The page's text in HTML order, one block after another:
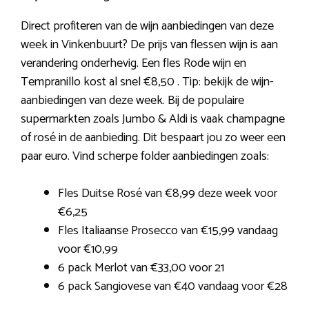
Direct profiteren van de wijn aanbiedingen van deze
week in Vinkenbuurt? De prijs van flessen wijn is aan
verandering onderhevig. Een fles Rode wijn en
Tempranillo kost al snel €8,50 . Tip: bekijk de wijn-
aanbiedingen van deze week. Bij de populaire
supermarkten zoals Jumbo & Aldi is vaak champagne
of rosé in de aanbieding. Dit bespaart jou zo weer een
paar euro. Vind scherpe folder aanbiedingen zoals:
Fles Duitse Rosé van €8,99 deze week voor
€6,25
Fles Italiaanse Prosecco van €15,99 vandaag
voor €10,99
6 pack Merlot van €33,00 voor 21
6 pack Sangiovese van €40 vandaag voor €28